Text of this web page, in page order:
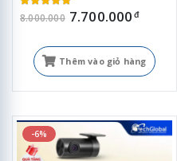
8.000.000 7.700.000 đ
Thêm vào giỏ hàng
-6%